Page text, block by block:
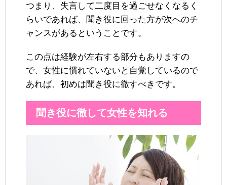
つまり、失言して二度目を過ごせなくなるく
らいであれば、聞き役に回った方が次へのチ
ャンスがあるということです。
この点は経験が左右する部分もありますの
で、女性に慣れていないと自覚しているので
あれば、初めは聞き役に徹すべきです。
聞き役に徹して女性を知れる